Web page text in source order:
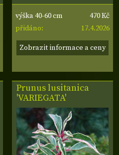
výška 40-60 cm
470 Kč
přidáno:
17.4.2026
Zobrazit informace a ceny
Prunus lusitanica
'VARIEGATA'